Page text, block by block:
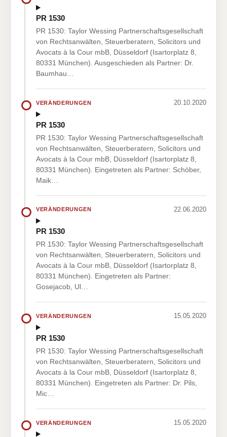
PR 1530
PR 1530: Taylor Wessing Partnerschaftsgesellschaft
von Rechtsanwälten, Steuerberatern, Solicitors und
Avocats à la Cour mbB, Düsseldorf (Isartorplatz 8,
80331 München). Ausgeschieden als Partner: Dr.
Baumhau…
VERÄNDERUNGEN 20.10.2020
PR 1530
PR 1530: Taylor Wessing Partnerschaftsgesellschaft
von Rechtsanwälten, Steuerberatern, Solicitors und
Avocats à la Cour mbB, Düsseldorf (Isartorplatz 8,
80331 München). Eingetreten als Partner: Schöber,
Maik…
VERÄNDERUNGEN 22.06.2020
PR 1530
PR 1530: Taylor Wessing Partnerschaftsgesellschaft
von Rechtsanwälten, Steuerberatern, Solicitors und
Avocats à la Cour mbB, Düsseldorf (Isartorplatz 8,
80331 München). Eingetreten als Partner:
Gosejacob, Ul…
VERÄNDERUNGEN 15.05.2020
PR 1530
PR 1530: Taylor Wessing Partnerschaftsgesellschaft
von Rechtsanwälten, Steuerberatern, Solicitors und
Avocats à la Cour mbB, Düsseldorf (Isartorplatz 8,
80331 München). Eingetreten als Partner: Dr. Pils,
Mic…
VERÄNDERUNGEN 15.05.2020